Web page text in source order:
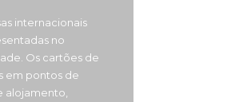
internacionais
no
Os cartões de
em pontos de
alojamento,